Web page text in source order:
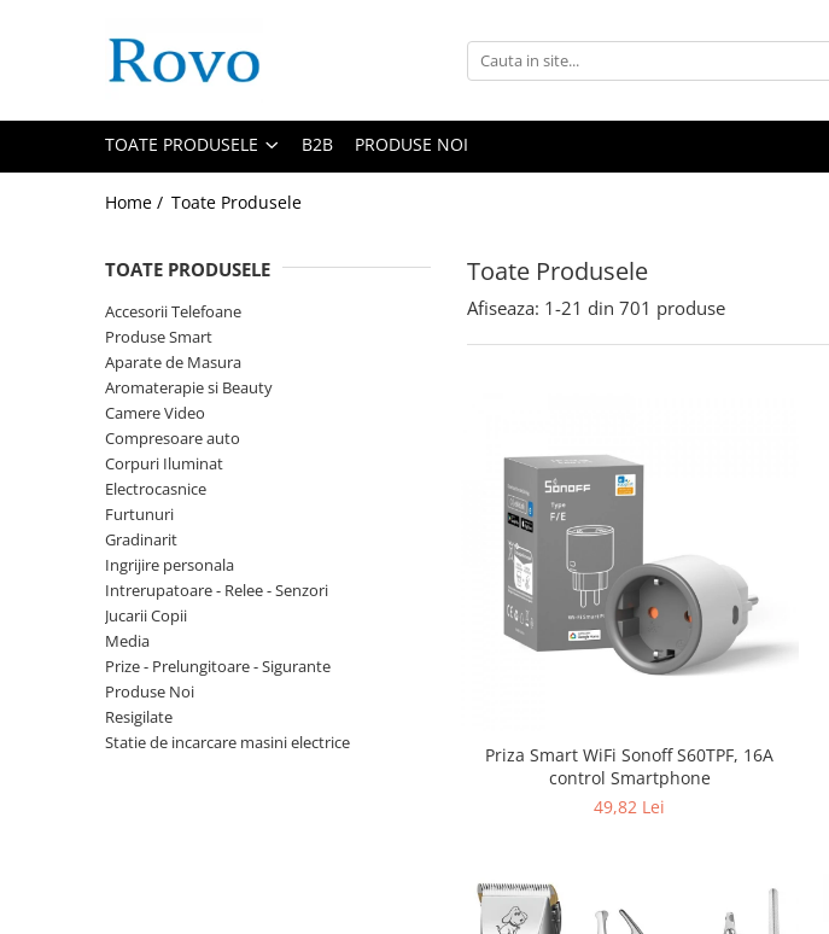
Toate Produsele
Prize - Prelungitoare - Sigurante
Produse Smart
Statie de incarcare masini
Jucarii Copii
TOATE PRODUSELE B2B PRODUSE NOI
Home / Toate Produsele
Toate Produsele
TOATE PRODUSELE
Accesorii Telefoane
Produse Smart
Aparate de Masura
Aromaterapie si Beauty
Camere Video
Compresoare auto
Corpuri Iluminat
Electrocasnice
Furtunuri
Gradinarit
Ingrijire personala
Intrerupatoare - Relee - Senzori
Jucarii Copii
Media
Prize - Prelungitoare - Sigurante
Produse Noi
Resigilate
Statie de incarcare masini electrice
Afiseaza: 1-21 din 701 produse
Priza Smart WiFi Sonoff S60TPF, 16A
control Smartphone
49,82 Lei